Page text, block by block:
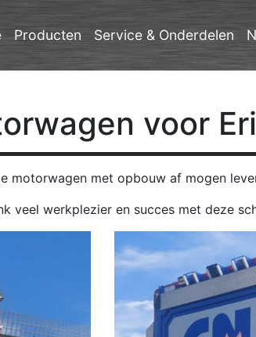
Producten Service & Onderdelen
voor
met opbouw af mogen
veel werkplezier en succes met deze